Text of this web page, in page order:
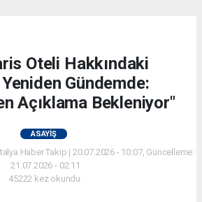
Oteli Hakkındaki
Gündemde:
Açıklama Bekleniyor"
ASAYIŞ
Haber Takip | 20.07.2026 - 10:07, Güncelleme:
21.07.2026 - 02:11
45222 kez okundu.